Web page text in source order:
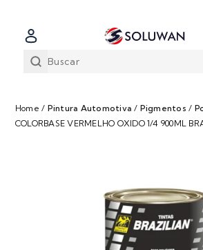
Home / Pintura Automotiva / Pigmentos /
COLORBASE VERMELHO OXIDO 1/4 900ML